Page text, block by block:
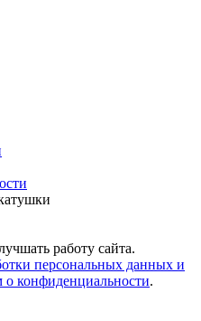
работу сайта.
персональных данных и
о конфиденциальности.